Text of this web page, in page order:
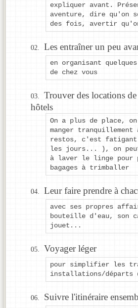
expliquer avant.
aventure, dire qu'on
des fois, avertir
Les entraîner un peu
en organisant
de chez vous
Trouver des locations
hôtels
On a plus de place,
manger
restos, c'est fatigant
les jours... ), on peut
à laver le linge pour
bagages à trimballer
Leur faire prendre à
avec ses propres
bouteille d'eau, son
jouet...
Voyager léger
pour simplifier les
installations/départs
Suivre l'itinéraire